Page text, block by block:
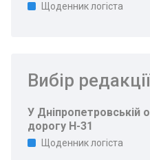
Щоденник логіста
Вибір редакції
У Дніпропетровській
дорогу Н-31
Щоденник логіста